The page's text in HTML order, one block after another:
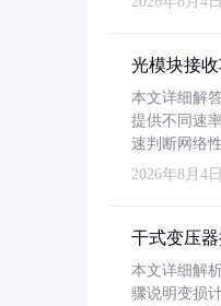
光模块接
本文详细解
提供不同速
速判断网络
2026年8月4日
干式变压
本文详细解
骤说明变损